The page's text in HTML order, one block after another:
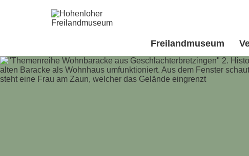
Freilandmuseum